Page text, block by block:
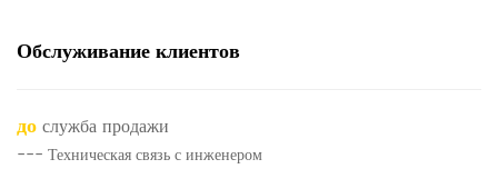
Обслуживание клиентов
дослужба продажи
--- Техническая связь с инженером